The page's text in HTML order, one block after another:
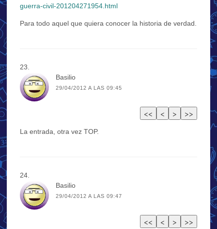
guerra-civil-201204271954.html
Para todo aquel que quiera conocer la historia de verdad.
Basilio
29/04/2012 A LAS 09:45
La entrada, otra vez TOP.
Basilio
29/04/2012 A LAS 09:47